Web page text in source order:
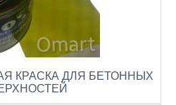
КРАСКА ДЛЯ БЕТОННЫХ